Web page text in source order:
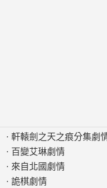
· 軒轅劍之天之痕分集劇
· 百變艾琳劇情
· 來自北國劇情
· 詭棋劇情